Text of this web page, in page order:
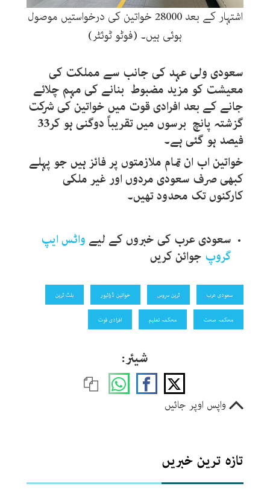
اشتہار کے بعد 28000 خواتین کی درخواستیں موصول
ہوئی ہیں۔ (فوٹو ٹوئٹر)
سعودی ولی عہد کی جانب سے مملکت کی
معیشت کو مزید مضبوط بنانے کی مہم چلائے
جانے کے بعد افرادی قوت میں خواتین کی شرکت
گزشتہ پانچ برسوں میں تقریباً دوگنی ہو کر33
فیصد ہو گئی ہے۔
خواتین اب ان تمام ملازمتوں پر فائز ہیں جو پہلے
کبھی صرف سعودی مردوں اور غیر ملکی
کارکنوں تک محدود تھیں۔
سعودی عرب کی خبروں کے لیےواٹس ایپ
گروپ جوائن کریں
سعودی عرب ٹرین سروس خواتین ڈرائیور بلٹ ٹرین
محکمہ صحت محکمہ تعلیم افرادی قوت
شیئر:
واپس اوپر جائیں
تازہ ترین خبریں